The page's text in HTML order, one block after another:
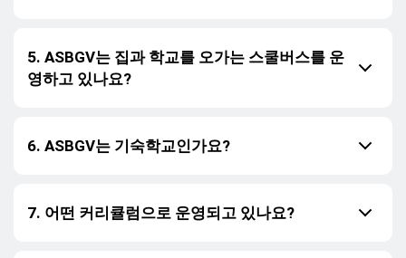
5. ASBGV는 집과 학교를 오가는 스쿨버스를 운
영하고 있나요?
6. ASBGV는 기숙학교인가요?
7. 어떤 커리큘럼으로 운영되고 있나요?